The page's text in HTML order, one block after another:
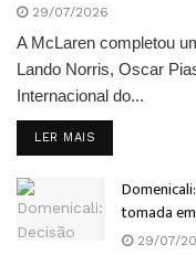
29/07/2026
A McLaren completou
Lando Norris, Oscar
Internacional do...
LER MAIS
tomada
29/07/